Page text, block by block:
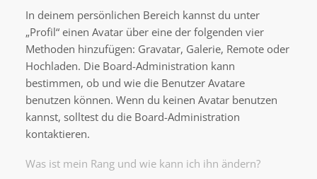
In deinem persönlichen Bereich kannst du unter
„Profil“ einen Avatar über eine der folgenden vier
Methoden hinzufügen: Gravatar, Galerie, Remote oder
Hochladen. Die Board-Administration kann
bestimmen, ob und wie die Benutzer Avatare
benutzen können. Wenn du keinen Avatar benutzen
kannst, solltest du die Board-Administration
kontaktieren.
Was ist mein Rang und wie kann ich ihn ändern?